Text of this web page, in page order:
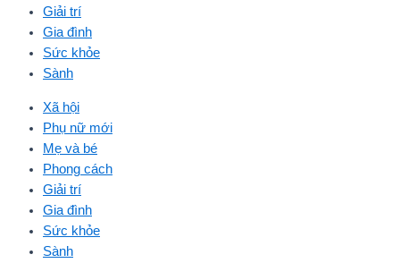
Giải trí
Gia đình
Sức khỏe
Sành
Xã hội
Phụ nữ mới
Mẹ và bé
Phong cách
Giải trí
Gia đình
Sức khỏe
Sành